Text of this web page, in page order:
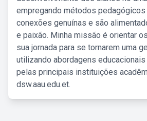
empregando métodos
conexões genuínas e são
e paixão. Minha missão é orientar
sua jornada para se tornarem uma
utilizando abordagens
pelas principais instituições
dsw.aau.edu.et.